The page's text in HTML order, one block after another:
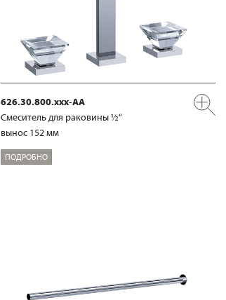
626.30.800.xxx-AA
Смеситель для раковины ½“
вынос 152 мм
ПОДРОБНО